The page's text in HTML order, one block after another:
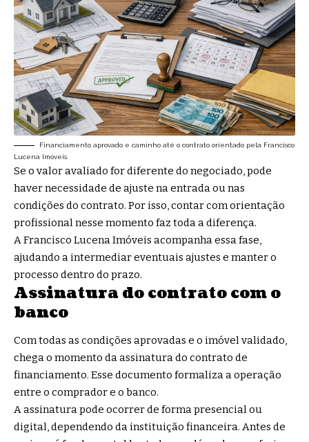
Financiamento aprovado e caminho até o contrato orientado pela Francisco
Lucena Imóveis.
Se o valor avaliado for diferente do negociado, pode
haver necessidade de ajuste na entrada ou nas
condições do contrato. Por isso, contar com orientação
profissional nesse momento faz toda a diferença.
A Francisco Lucena Imóveis acompanha essa fase,
ajudando a intermediar eventuais ajustes e manter o
processo dentro do prazo.
Assinatura do contrato com o
banco
Com todas as condições aprovadas e o imóvel validado,
chega o momento da assinatura do contrato de
financiamento. Esse documento formaliza a operação
entre o comprador e o banco.
A assinatura pode ocorrer de forma presencial ou
digital, dependendo da instituição financeira. Antes de